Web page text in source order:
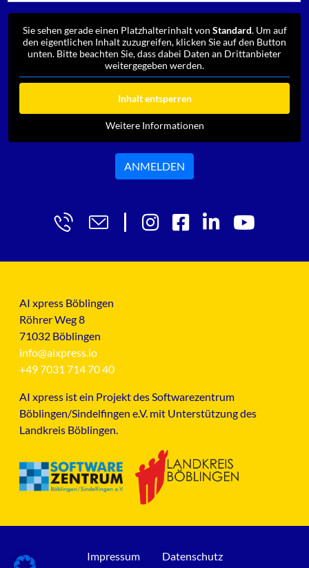
Sie sehen gerade einen Platzhalterinhalt von Standard. Um auf
den eigentlichen Inhalt zuzugreifen, klicken Sie auf den Button
unten. Bitte beachten Sie, dass dabei Daten an Drittanbieter
weitergegeben werden.
Inhalt entsperren
Weitere Informationen
ANMELDEN
AI xpress Böblingen
Röhrer Weg 8
71032 Böblingen
info@aixpress.io
+49 7031 714 70 40
AI xpress ist ein Projekt des Softwarezentrum
Böblingen/Sindelfingen e.V. mit Unterstützung des
Landkreis Böblingen.
Impressum Datenschutz